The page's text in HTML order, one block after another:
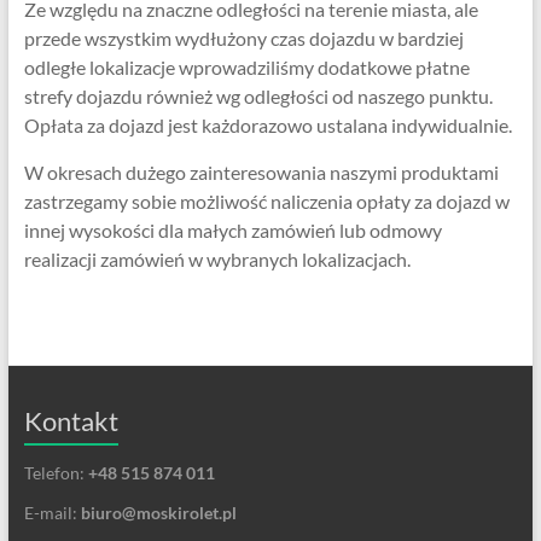
Ze względu na znaczne odległości na terenie miasta, ale
przede wszystkim wydłużony czas dojazdu w bardziej
odległe lokalizacje wprowadziliśmy dodatkowe płatne
strefy dojazdu również wg odległości od naszego punktu.
Opłata za dojazd jest każdorazowo ustalana indywidualnie.
W okresach dużego zainteresowania naszymi produktami
zastrzegamy sobie możliwość naliczenia opłaty za dojazd w
innej wysokości dla małych zamówień lub odmowy
realizacji zamówień w wybranych lokalizacjach.
Kontakt
Telefon: +48 515 874 011
E-mail: biuro@moskirolet.pl